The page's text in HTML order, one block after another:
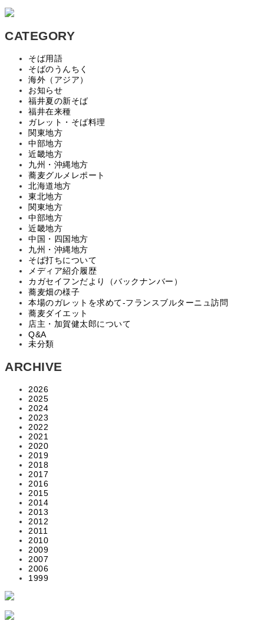
CATEGORY
そば用語
そばのうんちく
海外（アジア）
お知らせ
福井夏の新そば
福井在来種
ガレット・そば料理
関東地方
中部地方
近畿地方
九州・沖縄地方
蕎麦グルメレポート
北海道地方
東北地方
関東地方
中部地方
近畿地方
中国・四国地方
九州・沖縄地方
そば打ちについて
メディア紹介履歴
カガセイフンだより（バックナンバー）
蕎麦畑の様子
本場のガレットを求めて‐フランスブルターニュ訪問
蕎麦ダイエット
店主・加賀健太郎について
Q&A
未分類
ARCHIVE
2026
2025
2024
2023
2022
2021
2020
2019
2018
2017
2016
2015
2014
2013
2012
2011
2010
2009
2007
2006
1999